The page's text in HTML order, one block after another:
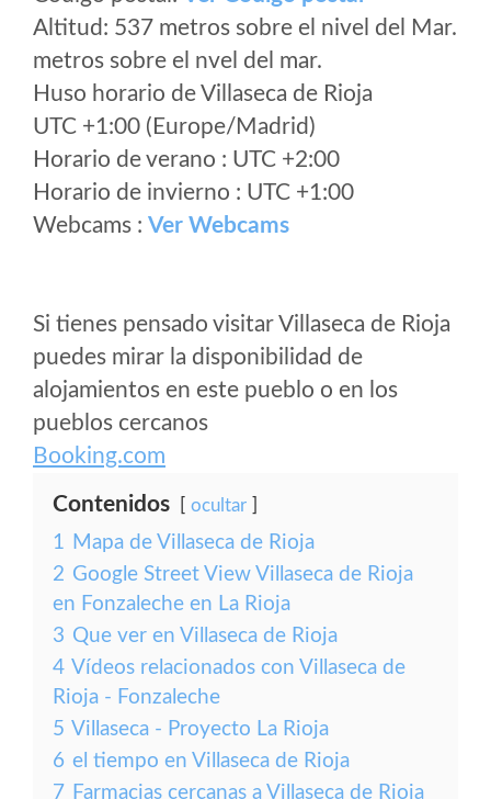
Altitud: 537 metros sobre el nivel del Mar.
metros sobre el nvel del mar.
Huso horario de Villaseca de Rioja
UTC +1:00 (Europe/Madrid)
Horario de verano : UTC +2:00
Horario de invierno : UTC +1:00
Webcams : Ver Webcams
Si tienes pensado visitar Villaseca de Rioja
puedes mirar la disponibilidad de
alojamientos en este pueblo o en los
pueblos cercanos
Booking.com
Contenidos ocultar
1 Mapa de Villaseca de Rioja
2 Google Street View Villaseca de Rioja
en Fonzaleche en La Rioja
3 Que ver en Villaseca de Rioja
4 Vídeos relacionados con Villaseca de
Rioja - Fonzaleche
5 Villaseca - Proyecto La Rioja
6 el tiempo en Villaseca de Rioja
7 Farmacias cercanas a Villaseca de Rioja